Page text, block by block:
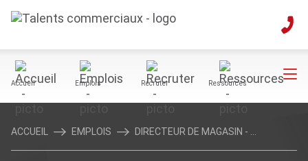
Accueil Emplois Recruter Ressources
ACCUEIL EMPLOIS DIRECTEUR DE MAGASIN - ...